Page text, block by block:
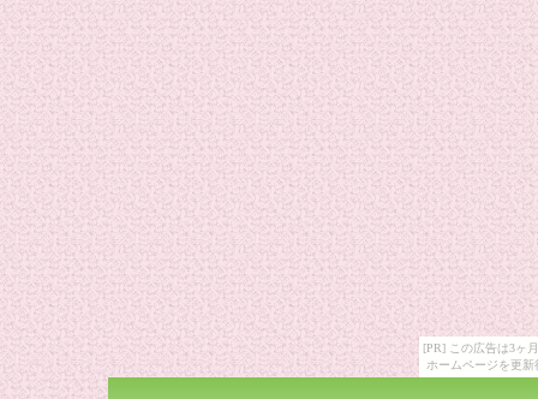
[PR] この広告は3ヶ
ホームページを更